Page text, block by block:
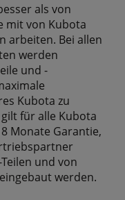
als von
mit von Kubota
arbeiten. Bei allen
werden
und -
Kubota zu
für alle Kubota
Monate Garantie,
und von
werden.